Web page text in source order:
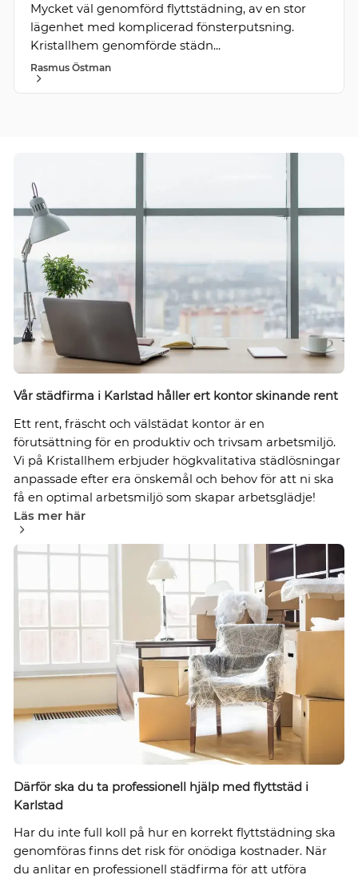
Mycket väl genomförd flyttstädning, av en stor
lägenhet med komplicerad fönsterputsning.
Kristallhem genomförde städn...
Rasmus Östman
Vår städfirma i Karlstad håller ert kontor skinande rent
Ett rent, fräscht och välstädat kontor är en
förutsättning för en produktiv och trivsam arbetsmiljö.
Vi på Kristallhem erbjuder högkvalitativa städlösningar
anpassade efter era önskemål och behov för att ni ska
få en optimal arbetsmiljö som skapar arbetsglädje!
Läs mer här
Därför ska du ta professionell hjälp med flyttstäd i
Karlstad
Har du inte full koll på hur en korrekt flyttstädning ska
genomföras finns det risk för onödiga kostnader. När
du anlitar en professionell städfirma för att utföra